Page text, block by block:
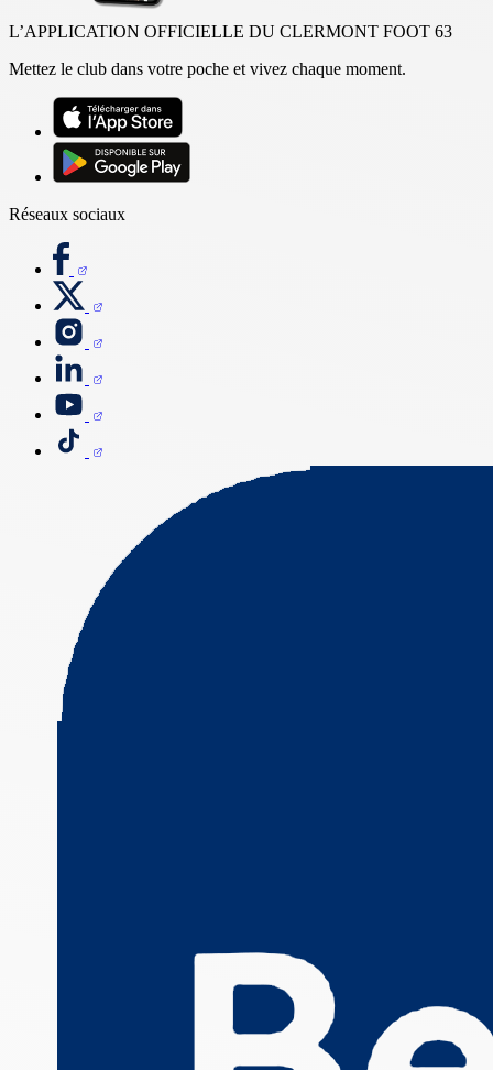
L’APPLICATION OFFICIELLE DU CLERMONT FOOT 63
Mettez le club dans votre poche et vivez chaque moment.
Réseaux sociaux